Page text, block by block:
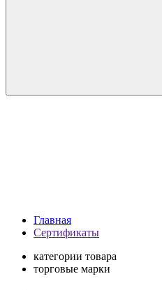
Главная
Сертификаты
категории товара
торговые марки